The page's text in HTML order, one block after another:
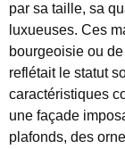
par sa taille, sa
luxueuses. Ces
bourgeoisie ou
reflétait le statut
caractéristiques
une façade
plafonds, des